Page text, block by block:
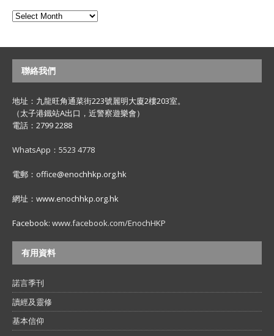
聯絡我們
地址：九龍旺角通菜街223號麗明大廈2樓203室。
（太子港鐵站A出口，近警察遊樂會）
電話：2799 2288
WhatsApp：5523 4778
電郵：office@enochhkp.org.hk
網址：www.enochhkp.org.hk
Facebook: www.facebook.com/EnochHKP
有用資料
諾言季刊
讀經及靈修
基本信仰